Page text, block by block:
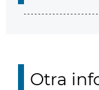
Otra